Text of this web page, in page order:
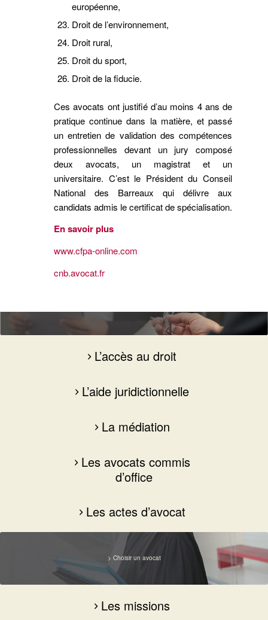
européenne,
Droit de l’environnement,
Droit rural,
Droit du sport,
Droit de la fiducie.
Ces avocats ont justifié d’au moins 4 ans de
pratique continue dans la matière, et passé
un entretien de validation des compétences
professionnelles devant un jury composé
deux avocats, un magistrat et un
universitaire. C’est le Président du Conseil
National des Barreaux qui délivre aux
candidats admis le certificat de spécialisation.
En savoir plus
www.cfpa-online.com
cnb.avocat.fr
L’accès au droit
L’aide juridictionnelle
La médiation
Les avocats commis
d’office
Les actes d’avocat
> Choisir un avocat
Les missions